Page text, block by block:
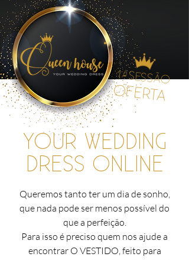
YOUR WEDDING
DRESS ONLINE
Queremos tanto ter um dia de sonho,
que nada pode ser menos possível do
que a perfeição.
Para isso é preciso quem nos ajude a
encontrar O VESTIDO, feito para
OFERTA
a
1 SESSÃO